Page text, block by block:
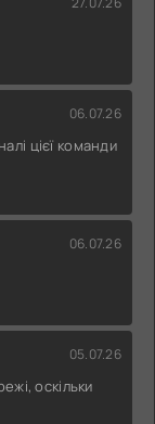
06.07.26
цієї команди
06.07.26
05.07.26
оскільки